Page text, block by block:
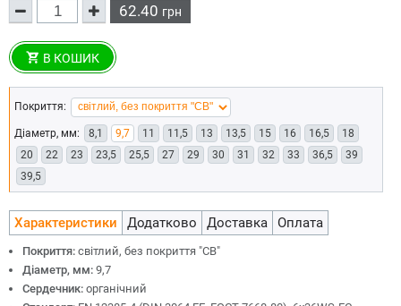
62.40 грн
В КОШИК
Покриття:
Діаметр, мм: 8,1 9,7 11 11,5 13 13,5 15 16 16,5
18
20
22 23 23,5 25,5 27 29 30 31 32 33 36,5
39
39,5
Характеристики Додатково Доставка Оплата
Покриття: світлий, без покриття "СВ"
Діаметр, мм: 9,7
Сердечник: органічний